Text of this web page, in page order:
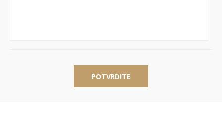
POTVRDITE